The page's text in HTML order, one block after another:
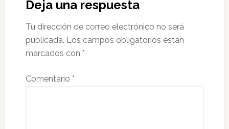
Deja una respuesta
Tu dirección de correo electrónico no será
publicada. Los campos obligatorios están
marcados con *
Comentario *